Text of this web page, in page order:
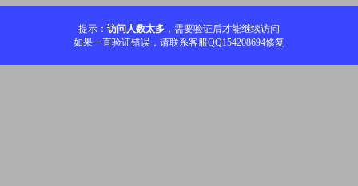
提示： 访问人数太多 ，需要验证后才能继续访问
如果一直验证错误，请联系客服QQ154208694修复